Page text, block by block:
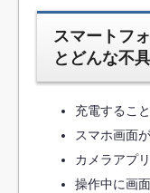
スマートフ
とどんな不
充電するこ
スマホ画面
カメラアプ
操作中に画